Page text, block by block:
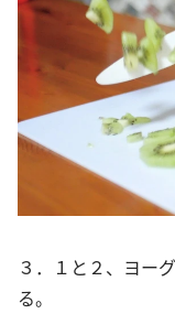
３．１と２、ヨー
る。